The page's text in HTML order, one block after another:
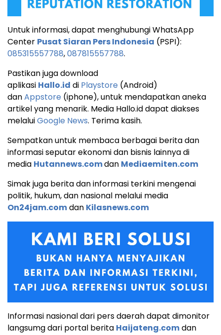
Untuk informasi, dapat menghubungi WhatsApp
Center Pusat Siaran Pers Indonesia (PSPI):
085315557788,087815557788.
Pastikan juga download
aplikasi Hallo.id di Playstore (Android)
danAppstore (iphone), untuk mendapatkan aneka
artikel yang menarik. Media Hallo.id dapat diakses
melaluiGoogle News. Terima kasih.
Sempatkan untuk membaca berbagai berita dan
informasi seputar ekonomi dan bisnis lainnya di
media Hutannews.comdan Mediaemiten.com
Simak juga berita dan informasi terkini mengenai
politik, hukum, dan nasional melalui media
On24jam.comdan Kilasnews.com
Informasi nasional dari pers daerah dapat dimonitor
langsumg dari portal berita Haijateng.comdan